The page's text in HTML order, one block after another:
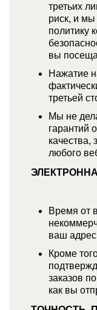
третьих
риск, и
политику
вы
Нажатие
третьей
Мы не
гарантий
качества,
любого
Время от
ваш адрес
Кроме
заказов
как вы